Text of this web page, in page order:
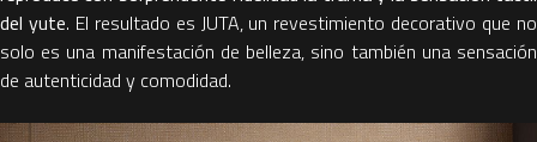
del yute. El resultado es JUTA, un revestimiento decorativo que no
solo es una manifestación de belleza, sino también una sensación
de autenticidad y comodidad.